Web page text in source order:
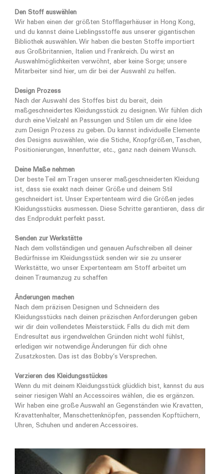
Den Stoff auswählen
Wir haben einen der größten Stofflagerhäuser in Hong Kong,
und du kannst deine Lieblingsstoffe aus unserer gigantischen
Bibliothek auswählen. Wir haben die besten Stoffe importiert
aus Großbritannien, Italien und Frankreich. Du wirst an
Auswahlmöglichkeiten verwöhnt, aber keine Sorge; unsere
Mitarbeiter sind hier, um dir bei der Auswahl zu helfen.
Design Prozess
Nach der Auswahl des Stoffes bist du bereit, dein
maßgeschneidertes Kleidungsstück zu designen. Wir fühlen dich
durch eine Vielzahl an Passungen und Stilen um dir eine Idee
zum Design Prozess zu geben. Du kannst individuelle Elemente
des Designs auswählen, wie die Stiche, Knopfgrößen, Taschen,
Positionierungen, Innenfutter, etc., ganz nach deinem Wunsch.
Deine Maße nehmen
Der beste Teil am Tragen unserer maßgeschneiderten Kleidung
ist, dass sie exakt nach deiner Größe und deinem Stil
geschneidert ist. Unser Expertenteam wird die Größen jedes
Kleidungsstücks ausmessen. Diese Schritte garantieren, dass dir
das Endprodukt perfekt passt.
Senden zur Werkstätte
Nach dem vollständigen und genauen Aufschreiben all deiner
Bedürfnisse im Kleidungsstück senden wir sie zu unserer
Werkstätte, wo unser Expertenteam am Stoff arbeitet um
deinen Traumanzug zu schaffen
Änderungen machen
Nach dem präzisen Designen und Schneidern des
Kleidungsstücks nach deinen präzischen Anforderungen geben
wir dir dein vollendetes Meisterstück. Falls du dich mit dem
Endresultat aus irgendwelchen Gründen nicht wohl fühlst,
erledigen wir notwendige Änderungen für dich ohne
Zusatzkosten. Das ist das Bobby’s Versprechen.
Verzieren des Kleidungsstückes
Wenn du mit deinem Kleidungsstück glücklich bist, kannst du aus
seiner riesigen Wahl an Accessoires wählen, die es ergänzen.
Wir haben eine große Auswahl an Gegenständen wie Kravatten,
Kravattenhalter, Manschettenknöpfen, passenden Kopftüchern,
Uhren, Schuhen und anderen Accessoires.